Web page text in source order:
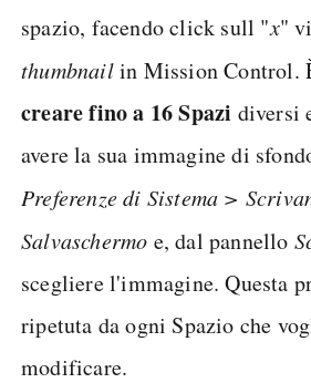
spazio, facendo click sull "x"
thumbnailin Mission Control.
creare fino a 16 Spazi diversi
avere la sua immagine di
Preferenze di Sistema >
Salvaschermo e, dal pannello
scegliere l'immagine. Questa
ripetuta da ogni Spazio che
modificare.